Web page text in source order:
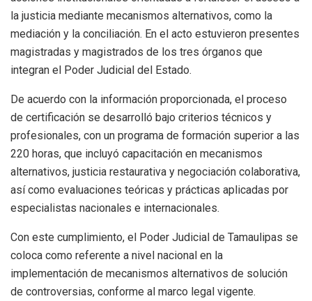
la justicia mediante mecanismos alternativos, como la
mediación y la conciliación. En el acto estuvieron presentes
magistradas y magistrados de los tres órganos que
integran el Poder Judicial del Estado.
De acuerdo con la información proporcionada, el proceso
de certificación se desarrolló bajo criterios técnicos y
profesionales, con un programa de formación superior a las
220 horas, que incluyó capacitación en mecanismos
alternativos, justicia restaurativa y negociación colaborativa,
así como evaluaciones teóricas y prácticas aplicadas por
especialistas nacionales e internacionales.
Con este cumplimiento, el Poder Judicial de Tamaulipas se
coloca como referente a nivel nacional en la
implementación de mecanismos alternativos de solución
de controversias, conforme al marco legal vigente.